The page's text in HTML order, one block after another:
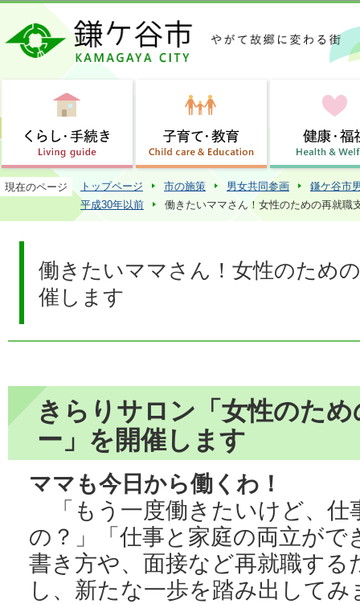
この
現在のページ トップページ 市の施策 男女共同参画
鎌ケ谷市
平成30年以前
働きたいママさん！女性のための再就職
働きたいママさん！女性のため
催します
きらりサロン「女性のた
ー」を開催します
ママも今日から働くわ！
「もう一度働きたいけど、仕
の？」「仕事と家庭の両立がで
書き方や、面接など再就職する
し、新たな一歩を踏み出してみ